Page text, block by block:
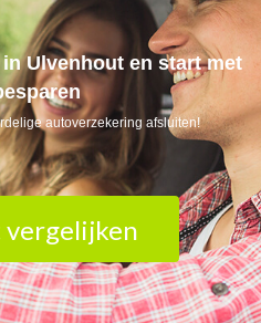
Ulvenhout en start met
autoverzekering afsluiten!